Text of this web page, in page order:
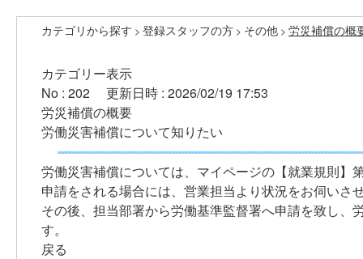
カテゴリから探す > 登録スタッフの方 > その他 > 労災補償の概
カテゴリー表示
No : 202
更新日時 : 2026/02/19 17:53
労災補償の概要
労働災害補償について知りたい
労働災害補償については、マイページの【就業規則】
申請をされる場合には、営業担当より状況をお伺いさ
その後、担当部署から労働基準監督署へ申請を致し
す。
戻る